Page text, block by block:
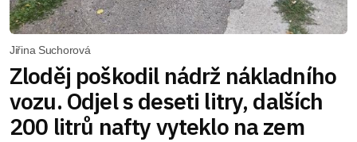
Jiřina Suchorová
Zloděj poškodil nádrž nákladního
vozu. Odjel s deseti litry, dalších
200 litrů nafty vyteklo na zem